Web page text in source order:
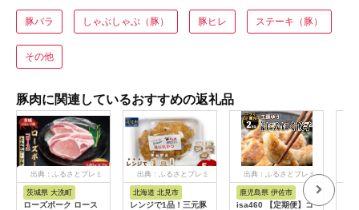
豚バラ しゃぶしゃぶ（豚） 豚ヒレ ステーキ（豚）
その他
豚肉に関連しているおすすめの返礼品
出典：ふるさとプレミ
茨城県 大洗町
ローズポーク ロース
出典：ふるさとプレミ
北海道 北見市
レンジで1品！三元豚
出典：ふるさとプレミ
アム
鹿児島県 伊佐市
isa460 【定期便】コ